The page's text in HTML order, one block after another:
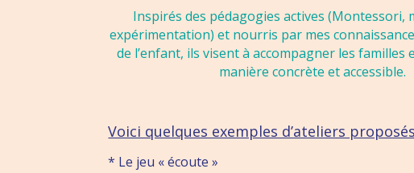
Inspirés des pédagogies actives (Montessori,
expérimentation) et nourris par mes
de l’enfant, ils visent à accompagner les familles
manière concrète et accessible.
Voici quelques exemples d’ateliers proposés
* Le jeu « écoute »